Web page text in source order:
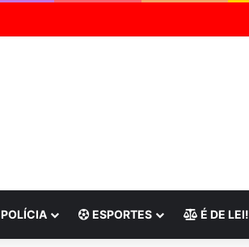
POLÍCIA ESPORTES É DE LEI!